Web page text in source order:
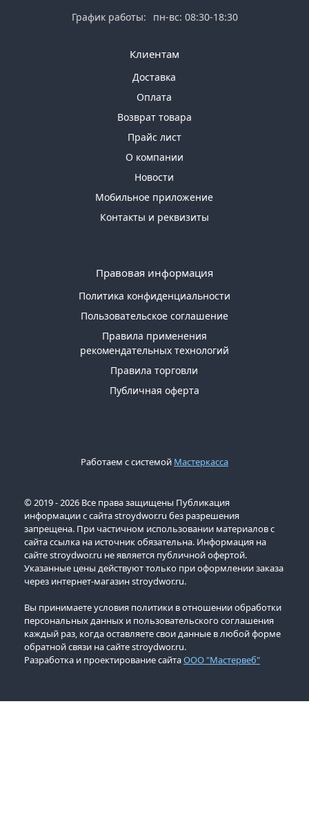
График работы: пн-вс: 08:30-18:30
Клиентам
Доставка
Оплата
Возврат товара
Прайс лист
О компании
Новости
Мобильное приложение
Контакты и реквизиты
Правовая информация
Политика конфиденциальности
Пользовательское соглашение
Правила применения
рекомендательных технологий
Правила торговли
Публичная оферта
Работаем с системой Мастеркасса
© 2019 - 2026 Все права защищены Публикация
информации с сайта stroydwor.ru без разрешения
запрещена. При частичном использовании материалов с
сайта ссылка на источник обязательна. Информация на
сайте stroydwor.ru не является публичной офертой.
Указанные цены действуют только при оформлении заказа
через интернет-магазин stroydwor.ru.
Вы принимаете условия политики в отношении обработки
персональных данных и пользовательского соглашения
каждый раз, когда оставляете свои данные в любой форме
обратной связи на сайте stroydwor.ru.
Разработка и проектирование сайтаООО "Мастервеб"